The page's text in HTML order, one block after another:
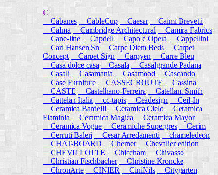
C
Cabanes
CableCup Caesar
Caimi Brevetti
Calma
Cambridge Architectural
Camira Fabrics
Cane-line
Capdell Capo d Opera
Cappellini
Carl Hansen Sn
Carpe Diem Beds
Carpet
Concept
Carpet Sign Carpyen
Carre Bleu
Casa dolce casa
Casala
Casalgrande Padana
Casali
Casamania Casamood
Cascando
Case Furniture
CASSECROUTE
Cassina
CASTE
Castelhano-Ferreira
Catellani Smith
Cattelan Italia
cc-tapis Ceadesign
Ceil-In
Ceramica Bardelli
Ceramica Cielo
Ceramica
Flaminia
Ceramica Magica
Ceramica Mayor
Ceramica Vogue
Ceramiche Supergres Cerim
Cerruti Baleri
Cesar Arredamenti
chameledeon
CHAT-BOARD
Cherner
Chevalier edition
CHEVILLOTTE
Chiccham
Chivasso
Christian Fischbacher
Christine Kroncke
ChronArte
CINIER CiniNils
Citygarten